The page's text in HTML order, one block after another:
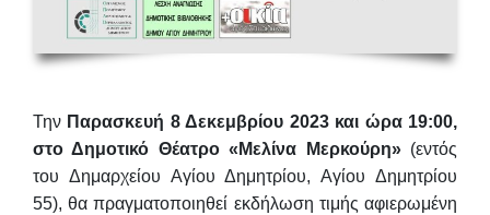
Την Παρασκευή 8 Δεκεμβρίου 2023 και ώρα 19:00,
στο Δημοτικό Θέατρο «Μελίνα Μερκούρη»(εντός
του Δημαρχείου Αγίου Δημητρίου, Αγίου Δημητρίου
55), θα πραγματοποιηθεί εκδήλωση τιμής αφιερωμένη